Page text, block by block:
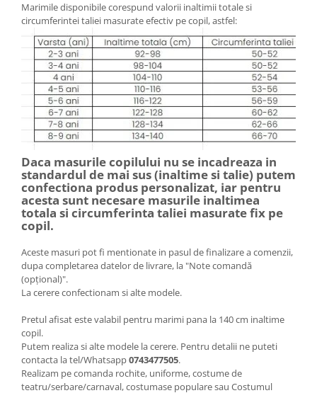
Marimile disponibile corespund valorii inaltimii totale si
circumferintei taliei masurate efectiv pe copil, astfel:
Daca masurile copilului nu se incadreaza in
standardul de mai sus (inaltime si talie) putem
confectiona produs personalizat, iar pentru
acesta sunt necesare masurile inaltimea
totala si circumferinta taliei masurate fix pe
copil.
Aceste masuri pot fi mentionate in pasul de finalizare a comenzii,
dupa completarea datelor de livrare, la "Note comandă
(opțional)".
La cerere confectionam si alte modele.
Pretul afisat este valabil pentru marimi pana la 140 cm inaltime
copil.
Putem realiza si alte modele la cerere. Pentru detalii ne puteti
contacta la tel/Whatsapp0743477505.
Realizam pe comanda rochite, uniforme, costume de
teatru/serbare/carnaval, costumase populare sau Costumul